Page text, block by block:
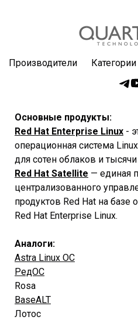
Производители Категории
Основные продукты:
Red Hat Enterprise Linux -
операционная система
для сотен облаков и
Red Hat Satellite — единая
централизованного
продуктов Red Hat на базе
Red Hat Enterprise Linux.
Аналоги:
Astra Linux ОС
РедОС
Rosa
BaseALT
Лотос